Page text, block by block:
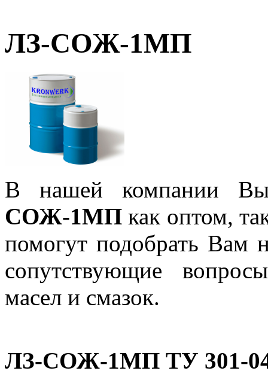
ЛЗ-СОЖ-1МП
В нашей компании
СОЖ-1МП как оптом,
помогут подобрать Вам
сопутствующие
масел и смазок.
ЛЗ-СОЖ-1МП ТУ 301-